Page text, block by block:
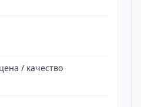
/ качество